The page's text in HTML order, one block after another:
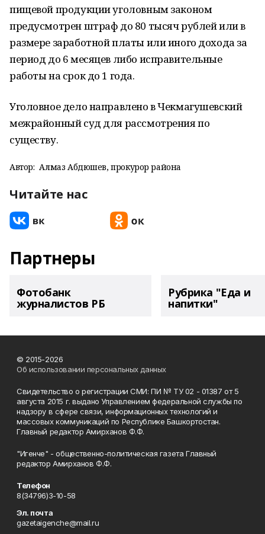
пищевой продукции уголовным законом
предусмотрен штраф до 80 тысяч рублей или в
размере заработной платы или иного дохода за
период до 6 месяцев либо исправительные
работы на срок до 1 года.
Уголовное дело направлено в Чекмагушевский
межрайонный суд для рассмотрения по
существу.
Автор: Алмаз Абдюшев, прокурор района
Читайте нас
Партнеры
Фотобанк
журналистов РБ
Рубрика "Еда и
напитки"
© 2015-2026
Об использовании персональных данных
Свидетельство о регистрации СМИ: ПИ № ТУ 02 - 01387 от 5
августа 2015 г. выдано Управлением федеральной службы по
надзору в сфере связи, информационных технологий и
массовых коммуникаций по Республике Башкортостан.
Главный редактор Амирханов Ф.Ф.
"Игенче" - общественно-политическая газета Главный
редактор Амирханов Ф.Ф.
Телефон
8(34796)3-10-58
Эл. почта
gazetaigenche@mail.ru